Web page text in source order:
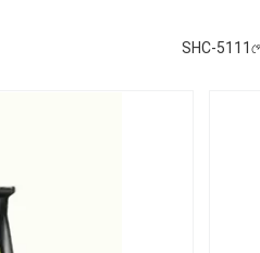
SHC-